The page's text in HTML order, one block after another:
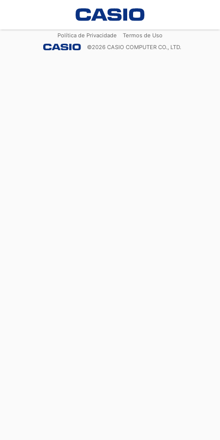
Política de Privacidade
Termos de Uso
©2026 CASIO COMPUTER CO., LTD.